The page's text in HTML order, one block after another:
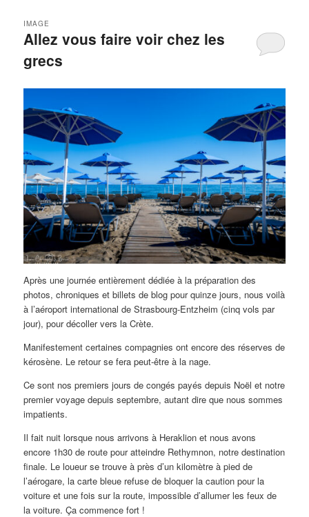
Allez vous faire voir chez les
grecs
IMAGE
Après une journée entièrement dédiée à la préparation des
photos, chroniques et billets de blog pour quinze jours, nous voilà
à l’aéroport international de Strasbourg-Entzheim (cinq vols par
jour), pour décoller vers la Crète.
Manifestement certaines compagnies ont encore des réserves de
kérosène. Le retour se fera peut-être à la nage.
Ce sont nos premiers jours de congés payés depuis Noël et notre
premier voyage depuis septembre, autant dire que nous sommes
impatients.
Il fait nuit lorsque nous arrivons à Heraklion et nous avons
encore 1h30 de route pour atteindre Rethymnon, notre destination
finale. Le loueur se trouve à près d’un kilomètre à pied de
l’aérogare, la carte bleue refuse de bloquer la caution pour la
voiture et une fois sur la route, impossible d’allumer les feux de
la voiture. Ça commence fort !